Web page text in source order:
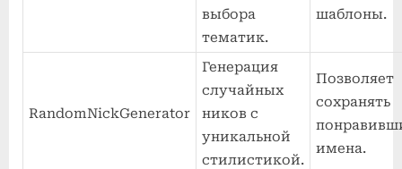
выбора
тематик.
шаблоны.
RandomNickGenerator
Генерация
случайных
ников с
уникальной
стилистикой.
Позволяет
сохранять
имена.